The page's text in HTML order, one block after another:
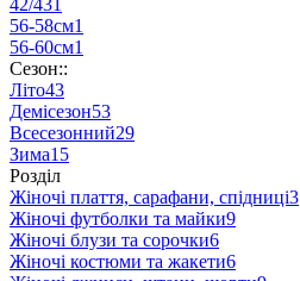
56-58см1
56-60см1
Сезон::
Літо43
Демісезон53
Всесезонний29
Зима15
Розділ
Жіночі плаття, сарафани, спідниці3
Жіночі футболки та майки9
Жіночі блузи та сорочки6
Жіночі костюми та жакети6